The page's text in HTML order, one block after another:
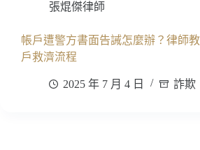
張焜傑律師
帳戶遭警方書面告誡怎麼辦？律師
戶救濟流程
2025 年 7 月 4 日 詐欺